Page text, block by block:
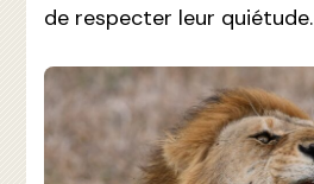
de respecter leur quiétude.